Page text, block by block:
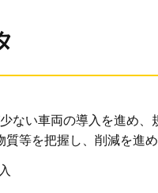
ない車両の導入を進め、
等を把握し、削減を進